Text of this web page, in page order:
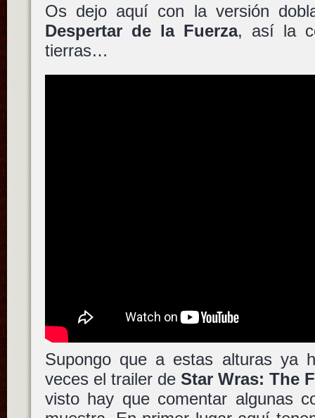
Os dejo aquí con la versión
Despertar de la Fuerza, así la
tierras…
Supongo que a estas alturas ya
veces el trailer de Star Wras: The
visto hay que comentar algunas